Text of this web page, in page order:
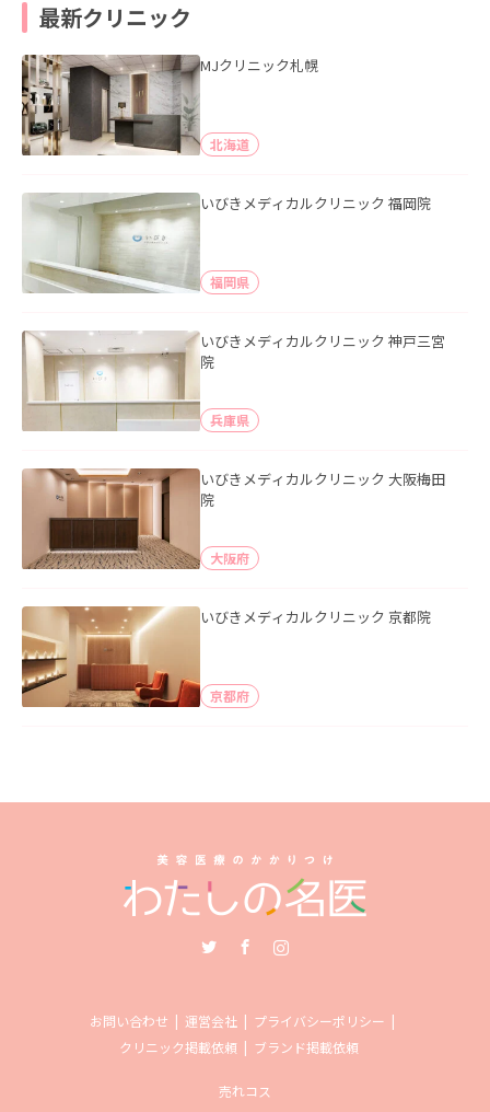
最新クリニック
MJクリニック札幌
北海道
いびきメディカルクリニック 福岡院
福岡県
いびきメディカルクリニック 神戸三宮
院
兵庫県
いびきメディカルクリニック 大阪梅田
院
大阪府
いびきメディカルクリニック 京都院
京都府
お問い合わせ 運営会社
プライバシーポリシー
クリニック掲載依頼
ブランド掲載依頼
売れコス